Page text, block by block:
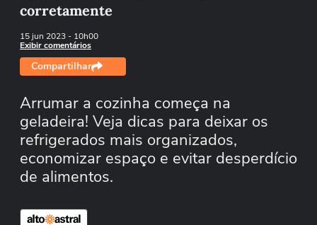
corretamente
15 jun 2023- 10h00
Exibir comentários
Compartilhar
Arrumar a cozinha começa na
geladeira! Veja dicas para deixar os
refrigerados mais organizados,
economizar espaço e evitar desperdício
de alimentos.